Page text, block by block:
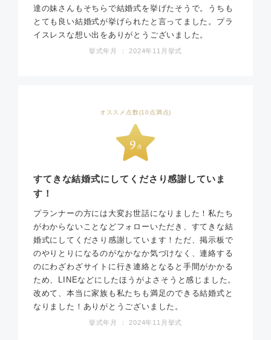
達の妹さんもそちらで結婚式を挙げたそうで。うちも
とても良い結婚式が挙げられたと言ってました。プラ
イスレスな想い出をありがとうございました。
挙式年月 ： 2024年11月挙式
オススメ点数(10点満点)
すてきな結婚式にしてくださり感謝していま
す！
プランナーの方には大変お世話になりました！私たち
がわからないことなどフォローいただき、すてきな結
婚式にしてくださり感謝しています！ただ、掲示板で
のやりとりになるのがなかなか気づけなく、連絡する
のにわざわざサイトに行き連絡となると手間がかかる
ため、LINEなどにしたほうがよさそうと感じました。
改めて、本当に家族も私たちも満足のできる結婚式と
なりました！ありがとうございました。
挙式年月 ： 2024年11月挙式